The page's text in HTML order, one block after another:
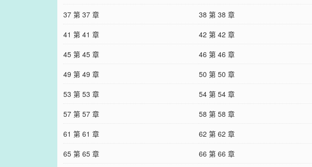
37 第 37 章
38 第 38 章
41 第 41 章
42 第 42 章
45 第 45 章
46 第 46 章
49 第 49 章
50 第 50 章
53 第 53 章
54 第 54 章
57 第 57 章
58 第 58 章
61 第 61 章
62 第 62 章
65 第 65 章
66 第 66 章